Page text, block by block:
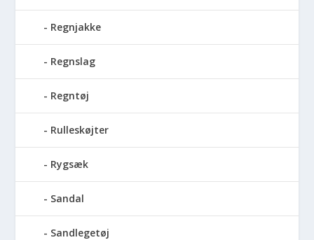
Regnjakke
Regnslag
Regntøj
Rulleskøjter
Rygsæk
Sandal
Sandlegetøj